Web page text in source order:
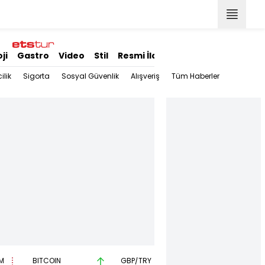
Gastro Video Stil Resmi İlanlar
Sigorta Sosyal Güvenlik Alışveriş Tüm Haberler
BITCOIN GBP/TRY